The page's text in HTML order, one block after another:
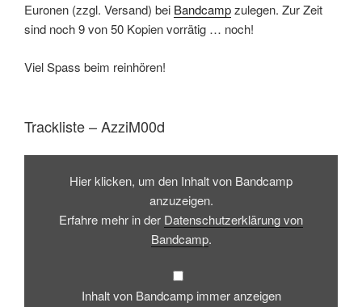
Euronen (zzgl. Versand) bei Bandcampzulegen. Zur Zeit
sind noch 9 von 50 Kopien vorrätig … noch!
Viel Spass beim reinhören!
Trackliste – AzziM00d
Inhalt
BandcampHier klicken, um den Inhalt von Bandcamp
anzuzeigen.
Erfahre mehr in der Datenschutzerklärung von
Bandcamp.
Inhalt von Bandcamp immer anzeigen